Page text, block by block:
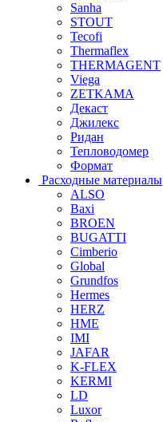
Sanha
STOUT
Tecofi
Thermaflex
THERMAGENT
Viega
ZETKAMA
Декаст
Джилекс
Ридан
Тепловодомер
Формат
Расходные материалы
ALSO
Baxi
BROEN
BUGATTI
Cimberio
Global
Grundfos
Hermes
HERZ
HME
IMI
JAFAR
K-FLEX
KERMI
LD
Luxor